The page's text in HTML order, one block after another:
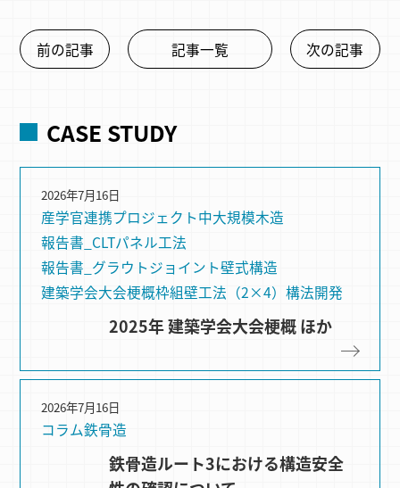
前の記事 記事一覧 次の記事
CASE STUDY
産学官連携プロジェクト中大規模木造
報告書_CLTパネル工法
報告書_グラウトジョイント壁式構造
建築学会大会梗概枠組壁⼯法（2×4） 構法開発
2026年7月16日
2025年 建築学会大会梗概 ほか
コラム鉄骨造
2026年7月16日
鉄骨造ルート3における構造安全